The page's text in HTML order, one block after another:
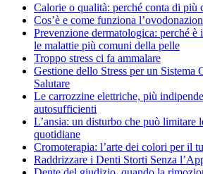
Calorie o qualità: perché conta di più
Cos’è e come funziona
Prevenzione dermatologica: perché è
le malattie più comuni della pelle
Troppo stress ci fa ammalare
Gestione dello Stress per un Sistema
Salutare
Le carrozzine elettriche, più
autosufficienti
L’ansia: un disturbo che può limitare
quotidiane
Cromoterapia: l’arte dei colori per il
Raddrizzare i Denti Storti Senza